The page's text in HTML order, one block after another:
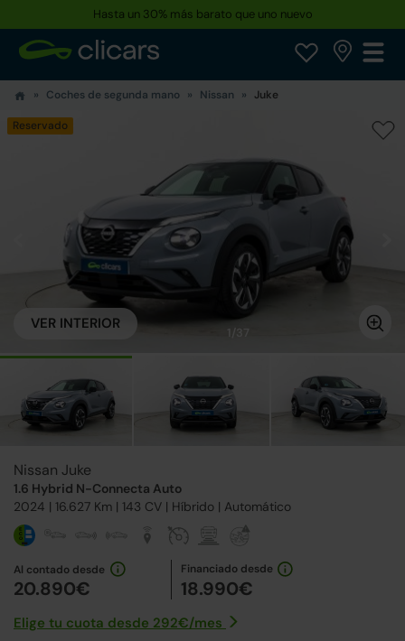
Hasta un 30% más barato que uno nuevo
Coches de segunda mano Nissan Juke
Reservado
VER INTERIOR
1/37
Nissan Juke
1.6 Hybrid N-Connecta Auto
2024 | 16.627 Km | 143 CV | Híbrido | Automático
Al contado desde
20.890€
Financiado desde
18.990€
Elige tu cuota desde 292€/mes